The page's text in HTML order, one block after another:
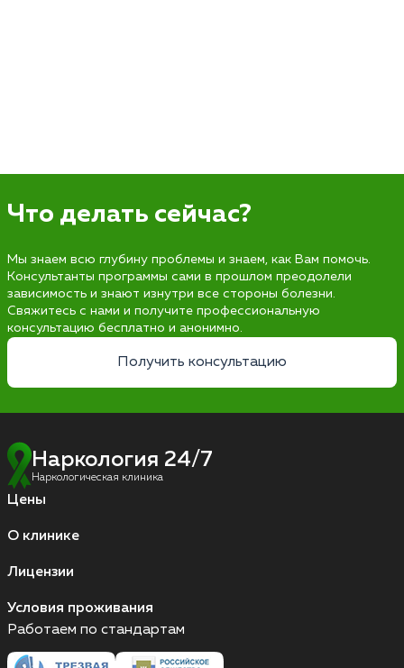
Что делать сейчас?
Мы знаем всю глубину проблемы и знаем, как Вам помочь.
Консультанты программы сами в прошлом преодолели
зависимость и знают изнутри все стороны болезни.
Свяжитесь с нами и получите профессиональную
консультацию бесплатно и анонимно.
Получить консультацию
Наркология 24/7
Наркологическая клиника
Цены
О клинике
Лицензии
Условия проживания
Работаем по стандартам